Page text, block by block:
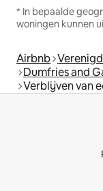
* In bepaalde
woningen kunnen
Airbnb
Dumfries and
Verblijven van